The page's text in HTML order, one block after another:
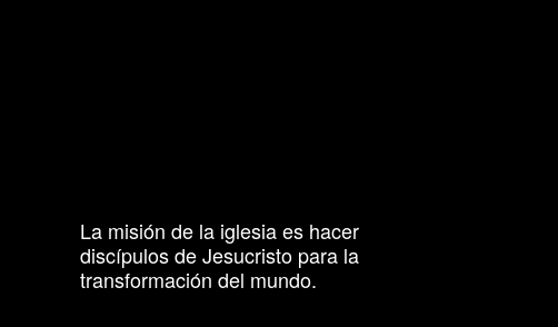
La misión de la iglesia es hacer
discípulos de Jesucristo para la
transformación del mundo.